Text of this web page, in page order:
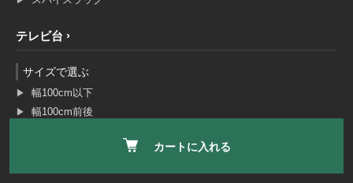
カートに入れる
テレビ台
サイズで選ぶ
幅100cm以下
幅100cm前後